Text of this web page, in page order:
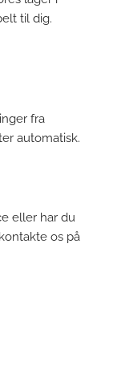
til dig.
fra
automatisk.
eller har du
os på